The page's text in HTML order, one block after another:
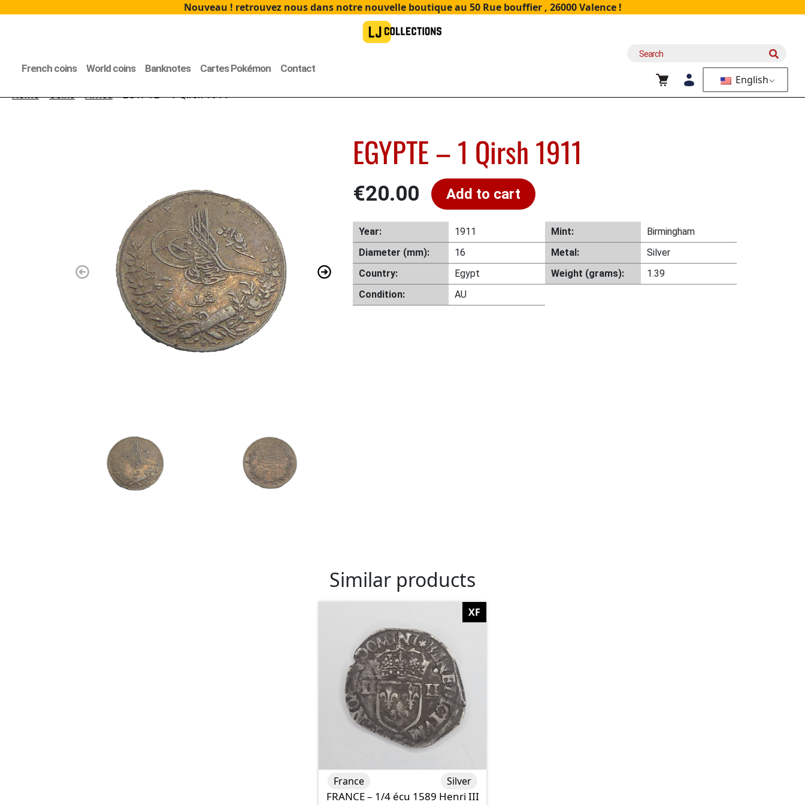
Nouveau ! retrouvez nous dans notre nouvelle boutique au 50 Rue bouffier , 26000 Valence !
French coins World coins Banknotes Cartes Pokémon Contact
Search
English
Home>Coins>Africa> EGYPTE – 1 Qirsh 1911
EGYPTE – 1 Qirsh 1911
€20.00 Add to cart
Year: 1911 Mint:
Birmingham
Diameter (mm):
16 Metal:
Silver
Country:
Egypt Weight (grams):
1.39
Condition:
AU
Similar products
XF
FRANCE – 1/4 écu 1589 Henri III
France Silver